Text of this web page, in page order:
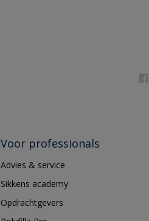
Voor professionals
Advies & service
Sikkens academy
Opdrachtgevers